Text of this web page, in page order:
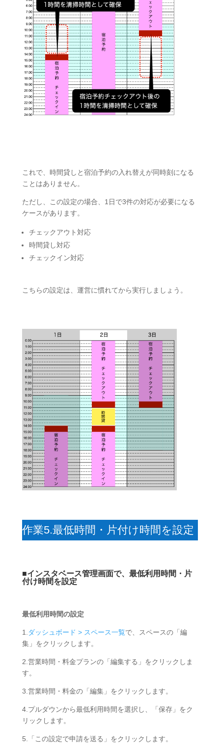
これで、時間貸しと宿泊予約の入れ替えが同時刻になる
ことはありません。
ただし、この設定の場合、1日で3件の対応が必要になる
ケースがあります。
チェックアウト対応
時間貸し対応
チェックイン対応
こちらの設定は、運営に慣れてから実行しましょう。
作業5.最低時間・片付け時間を設定
■インスタベース管理画面で、最低利用時間・片
付け時間を設定
最低利用時間の設定
1. ダッシュボード > スペース一覧で、スペースの「編
集」をクリックします。
2.営業時間・料金プランの「編集する」をクリックしま
す。
3.営業時間・料金の「編集」をクリックします。
4.プルダウンから最低利用時間を選択し、「保存」をク
リックします。
5.「この設定で申請を送る」をクリックします。